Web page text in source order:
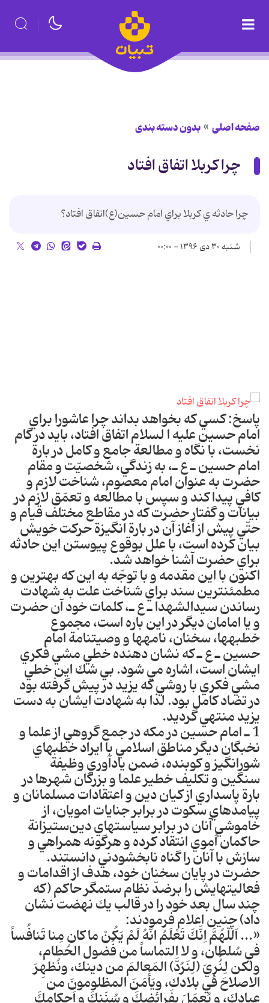
صفحه اصلی بدون دسته بندی
چرا کربلا اتفاق افتاد
چرا حادثه ي كربلا براي امام حسين(ع)اتفاق افتاد؟
شنبه ۳۰ دی ۱۳۹۶ - ۰۰:۰۰
پاسخ: كسي كه بخواهد بداند چرا عاشورا براي
امام حسين عليه ا لسلام اتفاق افتاد، بايد در گام
نخست، با نگا‎ه و مطالعة جامع و كامل در بارة
امام حسين ـ ع ـ، به زندگي، شخصيّت و مقام
حضرت به عنوان امام معصوم، شناخت لازم و
كافي پيدا كند و سپس با مطالعه و تعمّق لازم در
بيانات و گفتار حضرت كه در مقاطع مختلف قيام و
حتّي پيش از آغاز آن در بارة انگيزة حركت خويش
بيان كرده است، با علل بوقوع پيوستن اين حادثه
براي حضرت آشنا خواهد شد‎.
اكنون با اين مقدمه و با توجّه به اين كه بهترين و
مطمئن‎ترين سند براي شناخت علت به شهادت
رساندن سيدالشهدا ـ ع ـ، كلمات خود آن حضرت
و يا امامان ديگر در اين باره است، مجموع
خطبه‎ها، سخنان، نامه‎ها و وصيت‎نامة امام
حسين ـ ع ـ كه نشان دهنده خطي مشي فكري
ايشان است، اشاره مي شود. بي شك اين خطي
مشي فكري با روشي كه يزيد در پيش گرفته بود
در تضاد كامل بود. لذا به شهادت ايشان به دست
يزيد منتهي گرديد.
1 ـ امام حسين در مكه در جمع گروهي از علما و
نخبگان ديگر مناطق اسلامي با ايراد خطبه‎اي
شور‎انگيز و كوبند‎‎ه، ضمن يادآوري وظيفة
سنگين و تكليف خطير علما و بزرگان شهرها در
بارة پاسداري از كيان دين و اعتقادات مسلمانان و
پيامدهاي سكوت در برابر جنايات امويان، از
خاموشي آنان در برابر سياست‎هاي دين‌ستيزانة
حاكمان اُموي انتقاد كرده و هرگونه همراهي و
سازش با آنان را گناه نابخشودني دانستند‎.
حضرت در پايان سخنان خود، هدف از اقدامات و
فعاليت‎هايش را برضدّ نظام ستم‎گر حاكم (كه
چند سال بعد خود را در قالب يك نهضت نشان
داد) چنين اعلام فرمودند‎:
«... اَللّهُمَّ اِ‎نَّكَ تَعْلَمُ انَّهُ لَمْ‎ يَكُنْ ما كان مِنا تَنافُساً
في سُلطان، و لا التماساً من فُضول الحُطا‎م،
ولكن لِنُُرِيَ (لِنَرُدَّ) المَعالمَ من دينك، ونُظهِرَ
الاصلاحَ في بلادك، ويَأْمَنَ المظلومونَ من